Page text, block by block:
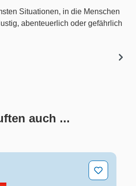
Situationen, in die Menschen
abenteuerlich oder gefährlich
auch ...